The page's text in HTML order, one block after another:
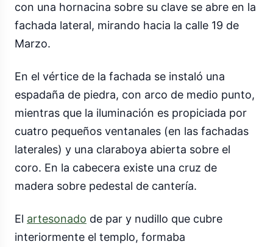
con una hornacina sobre su clave se abre en la
fachada lateral, mirando hacia la calle 19 de
Marzo.
En el vértice de la fachada se instaló una
espadaña de piedra, con arco de medio punto,
mientras que la iluminación es propiciada por
cuatro pequeños ventanales (en las fachadas
laterales) y una claraboya abierta sobre el
coro. En la cabecera existe una cruz de
madera sobre pedestal de cantería.
El artesonado de par y nudillo que cubre
interiormente el templo, formaba